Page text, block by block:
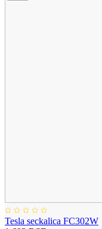
Tesla seckalica FC302W